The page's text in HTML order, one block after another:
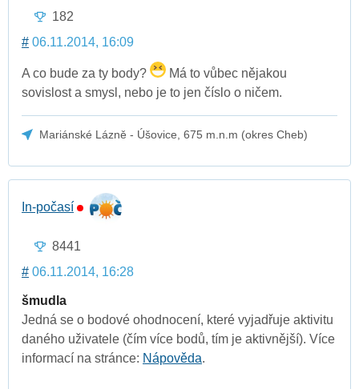
182
# 06.11.2014, 16:09
A co bude za ty body?
Má to vůbec nějakou
sovislost a smysl, nebo je to jen číslo o ničem.
Mariánské Lázně - Úšovice, 675 m.n.m (okres Cheb)
In-počasí
8441
# 06.11.2014, 16:28
šmudla
Jedná se o bodové ohodnocení, které vyjadřuje aktivitu
daného uživatele (čím více bodů, tím je aktivnější). Více
informací na stránce: Nápověda.